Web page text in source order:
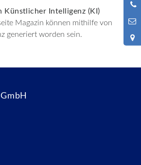
Künstlicher Intelligenz (KI)
Magazin können mithilfe von
generiert worden sein.